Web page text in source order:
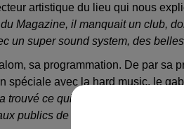
artistique du lieu qui nous
Magazine, il manquait un club,
un super sound system, des
sa programmation. De par sa
spéciale avec la hard music, le
trouvé ce qui plaît aux Lillois, il n’y
publics de France.